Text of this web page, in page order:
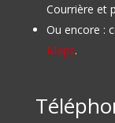
Courrière et
Ou encore :
Maps.